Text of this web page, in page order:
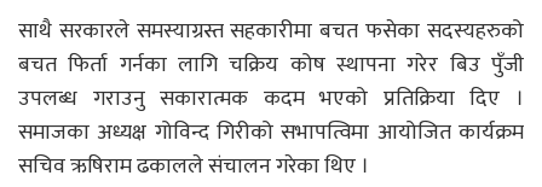
साथै सरकारले समस्याग्रस्त सहकारीमा बचत फसेका सदस्यहरुको
बचत फिर्ता गर्नका लागि चक्रिय कोष स्थापना गरेर बिउ पुँजी
उपलब्ध गराउनु सकारात्मक कदम भएको प्रतिक्रिया दिए ।
समाजका अध्यक्ष गोविन्द गिरीको सभापत्विमा आयोजित कार्यक्रम
सचिव ऋषिराम ढकालले संचालन गरेका थिए ।